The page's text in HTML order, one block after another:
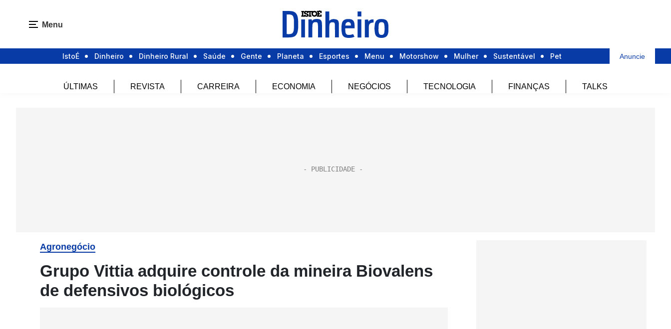
Menu
IstoÉ Dinheiro Dinheiro Rural Saúde Gente Planeta Esportes Menu Motorshow Mulher Sustentável Pet Anuncie
ÚLTIMAS REVISTA CARREIRA ECONOMIA NEGÓCIOS TECNOLOGIA FINANÇAS TALKS
Agronegócio
Grupo Vittia adquire controle da mineira Biovalens
de defensivos biológicos